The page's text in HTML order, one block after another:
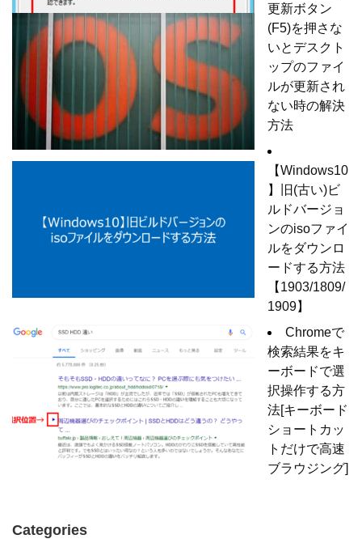
更新ボタン
(F5)を押さな
いとデスクト
ップのファイ
ルが更新され
ない時の解決
方法
【Windows10
】旧(古い)ビ
ルドバージョ
ンのisoファイ
ルをダウンロ
ードする方法
【1903/1809/
1909】
Chromeで
検索結果をキ
ーボードで選
択操作する方
法[キーボード
ショートカッ
トだけで高速
ブラウジング]
Categories